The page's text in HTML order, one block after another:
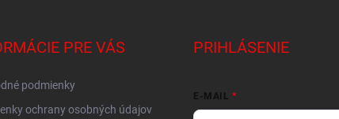
PRE VÁS
podmienky
ochrany osobných údajov
PRIHLÁSENIE
E-MAIL